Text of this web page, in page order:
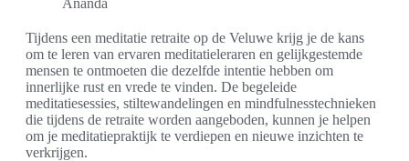
Tijdens een meditatie retraite op de Veluwe krijg je de kans
om te leren van ervaren meditatieleraren en gelijkgestemde
mensen te ontmoeten die dezelfde intentie hebben om
innerlijke rust en vrede te vinden. De begeleide
meditatiesessies, stiltewandelingen en mindfulnesstechnieken
die tijdens de retraite worden aangeboden, kunnen je helpen
om je meditatiepraktijk te verdiepen en nieuwe inzichten te
verkrijgen.